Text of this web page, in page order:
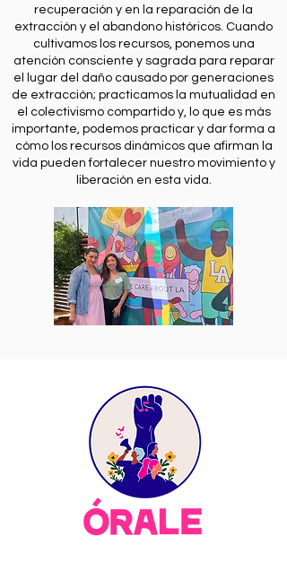
recuperación y en la reparación de la
extracción y el abandono históricos. Cuando
cultivamos los recursos, ponemos una
atención consciente y sagrada para reparar
el lugar del daño causado por generaciones
de extracción; practicamos la mutualidad en
el colectivismo compartido y, lo que es más
importante, podemos practicar y dar forma a
cómo los recursos dinámicos que afirman la
vida pueden fortalecer nuestro movimiento y
liberación en esta vida.